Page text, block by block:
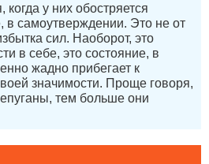
у них обостряется
в самоутверждении. Это не от
сил. Наоборот, это
в себе, это состояние, в
жадно прибегает к
значимости. Проще говоря,
тем больше они